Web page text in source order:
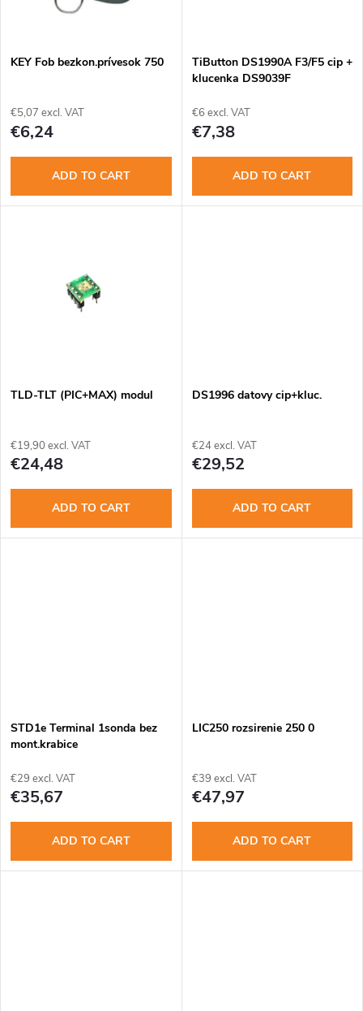
t
s
o
r
o
p
o
t
KEY Fob bezkon.prívesok 750
€5,07 excl. VAT
€6,24
ADD TO CART
TiButton DS1990A F3/F5 cip +
klucenka DS9039F
€6 excl. VAT
€7,38
ADD TO CART
TLD-TLT (PIC+MAX) modul
€19,90 excl. VAT
€24,48
ADD TO CART
DS1996 datovy cip+kluc.
€24 excl. VAT
€29,52
ADD TO CART
STD1e Terminal 1sonda bez
mont.krabice
€29 excl. VAT
€35,67
ADD TO CART
LIC250 rozsirenie 250 0
€39 excl. VAT
€47,97
ADD TO CART